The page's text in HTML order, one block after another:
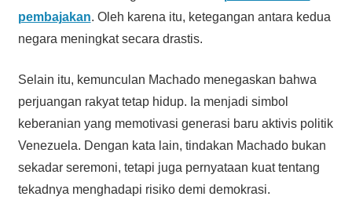
pembajakan. Oleh karena itu, ketegangan antara kedua
negara meningkat secara drastis.
Selain itu, kemunculan Machado menegaskan bahwa
perjuangan rakyat tetap hidup. Ia menjadi simbol
keberanian yang memotivasi generasi baru aktivis politik
Venezuela. Dengan kata lain, tindakan Machado bukan
sekadar seremoni, tetapi juga pernyataan kuat tentang
tekadnya menghadapi risiko demi demokrasi.